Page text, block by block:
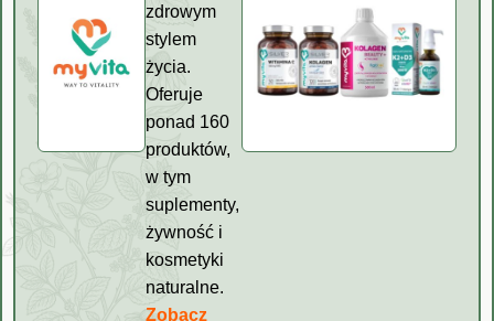
zdrowym
stylem
życia.
Oferuje
ponad 160
produktów,
w tym
suplementy,
żywność i
kosmetyki
naturalne.
Zobacz